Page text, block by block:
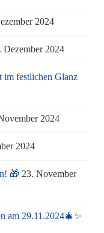
2024
Dezember 2024
im festlichen Glanz
2024
2024
🎁 23. November
am 29.11.2024🎄✨